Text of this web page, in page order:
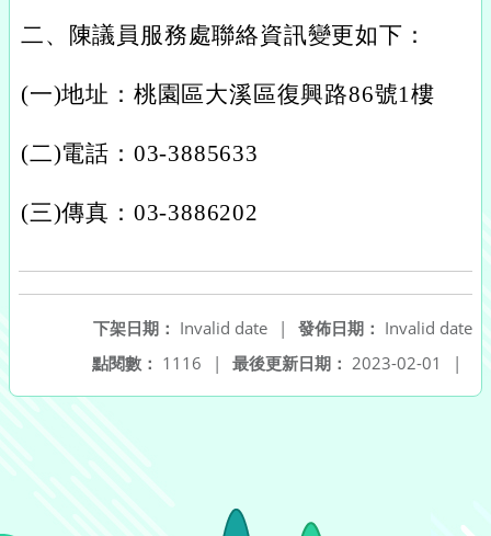
二、陳議員服務處聯絡資訊變更如下：
(一)地址：桃園區大溪區復興路86號1樓
(二)電話：03-3885633
(三)傳真：03-3886202
發佈日期： Invalid date
下架日期： Invalid date
|
最後更新日期： 2023-02-01 |
點閱數： 1116 |